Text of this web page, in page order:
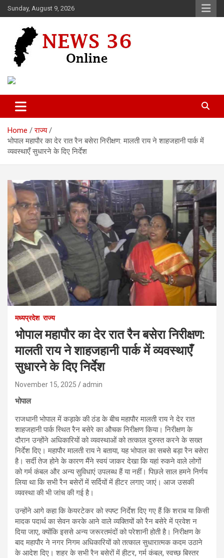
Skip
to
Sunday, August 9, 2026
News 36
Home
राज्य
भोपाल महापौर का देर रात रैन बसेरा निरीक्षण: मालती राय ने शाहजहानी पार्क में
व्यवस्थाएँ सुधारने के दिए निर्देश
मध्यप्रदेश राज्य
भोपाल महापौर का देर रात रैन बसेरा निरीक्षण:
मालती राय ने शाहजहानी पार्क में व्यवस्थाएँ
सुधारने के दिए निर्देश
November 15, 2025 admin
भोपाल
राजधानी भोपाल में कड़ाके की ठंड के बीच महापौर मालती राय ने देर रात
शाहजहानी पार्क स्थित रैन बसेरे का औचक निरीक्षण किया। निरीक्षण के
दौरान उन्होंने अधिकारियों को व्यवस्थाओं को तत्काल दुरुस्त करने के सख्त
निर्देश दिए। महापौर मालती राय ने बताया, यह भोपाल का सबसे बड़ा रैन बसेरा
है। सर्दी तेज होने के कारण मैंने स्वयं जाकर देखा कि यहां रुकने वाले लोगों
को गर्म कंबल और अन्य सुविधाएं उपलब्ध हैं या नहीं। पिछले साल हमने निर्णय
लिया था कि सभी रैन बसेरों में सर्दियों में हीटर लगाए जाएं। आज उसकी
व्यवस्था की भी जांच की गई है।
उन्होंने आगे कहा कि केयरटेकर को स्पष्ट निर्देश दिए गए हैं कि शराब या किसी
मादक पदार्थ का सेवन करके आने वाले व्यक्तियों को रैन बसेरे में प्रवेश न
दिया जाए, क्योंकि इससे अन्य जरूरतमंदों को परेशानी होती है। निरीक्षण के
बाद महापौर ने नगर निगम अधिकारियों को तत्काल सुधारात्मक कदम उठाने
के आदेश दिए। शहर के सभी रैन बसेरों में हीटर, गर्म कंबल, स्वच्छ बिस्तर